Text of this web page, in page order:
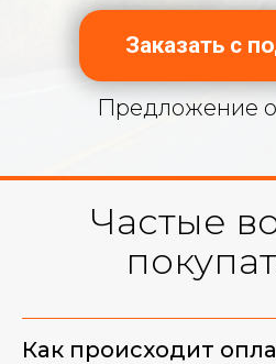
Предложение
Заказать с
Частые
Как происходит